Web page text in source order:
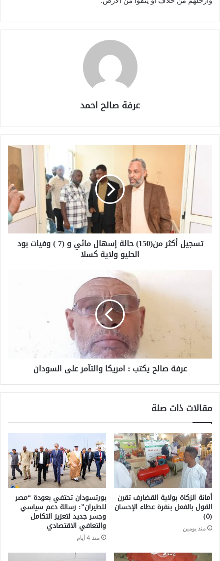
عرفة صالح احمد
تسجيل أكثر من(150) حالة إسهال مائي و (7 ) وفيات بود
الحليو ولاية كسلا
عرفة صالح يكتب : امريكا والتآمر على السودان
مقالات ذات صلة
أمانة الزكاة بولاية القضارف تقرن
القول بالفعل بنفرة عطاء الإحسان
(٥)
منذ يومين
بورتسودان تحتفي بعودة “مصر
للطيران”: رسالة دعم سياسي
وجسر جديد لتعزيز التكامل
والتعافي الاقتصادي
منذ 4 أيام